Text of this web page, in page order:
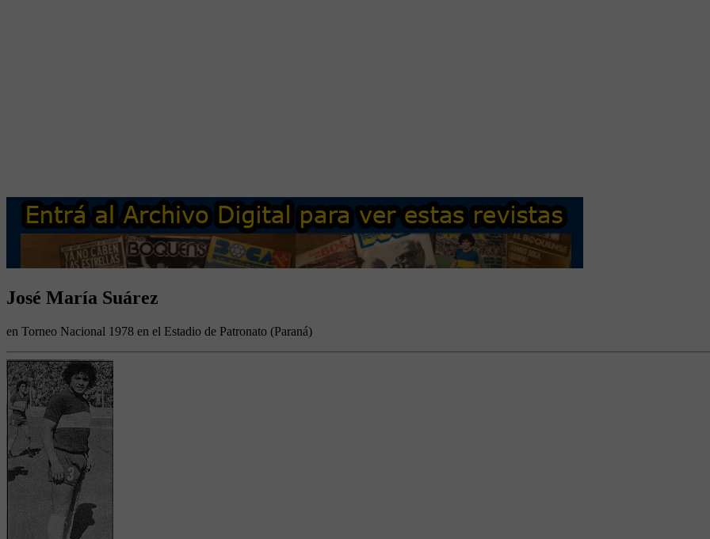
José María Suárez
en Torneo Nacional 1978 en el Estadio de Patronato (Paraná)